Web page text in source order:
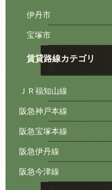
伊丹市
宝塚市
賃貸路線カテゴリ
ＪＲ福知山線
阪急神戸本線
阪急宝塚本線
阪急伊丹線
阪急今津線